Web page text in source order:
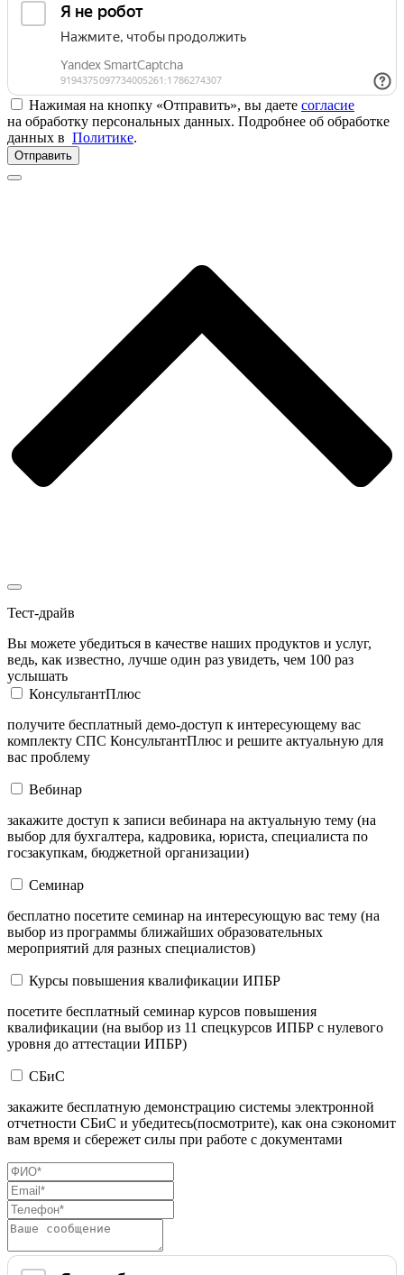
Нажимая на кнопку «Отправить», вы даете согласие
на обработку персональных данных. Подробнее об обработке
данных в Политике.
Отправить
Тест-драйв
Вы можете убедиться в качестве наших продуктов и услуг,
ведь, как известно, лучше один раз увидеть, чем 100 раз
услышать
КонсультантПлюс
получите бесплатный демо-доступ к интересующему вас
комплекту СПС КонсультантПлюс и решите актуальную для
вас проблему
Вебинар
закажите доступ к записи вебинара на актуальную тему (на
выбор для бухгалтера, кадровика, юриста, специалиста по
госзакупкам, бюджетной организации)
Семинар
бесплатно посетите семинар на интересующую вас тему (на
выбор из программы ближайших образовательных
мероприятий для разных специалистов)
Курсы повышения квалификации ИПБР
посетите бесплатный семинар курсов повышения
квалификации (на выбор из 11 спецкурсов ИПБР с нулевого
уровня до аттестации ИПБР)
СБиС
закажите бесплатную демонстрацию системы электронной
отчетности СБиС и убедитесь(посмотрите), как она сэкономит
вам время и сбережет силы при работе с документами